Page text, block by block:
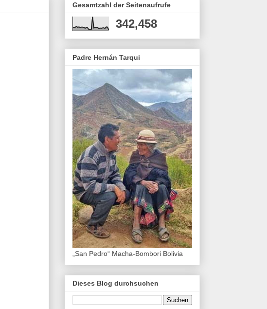
Gesamtzahl der Seitenaufrufe
342,458
Padre Hernán Tarqui
„San Pedro“ Macha-Bombori Bolivia
Dieses Blog durchsuchen